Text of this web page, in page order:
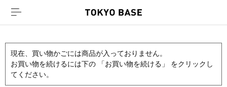
現在、買い物かごには商品が入っておりません。
お買い物を続けるには下の 「お買い物を続ける」 をクリックし
てください。